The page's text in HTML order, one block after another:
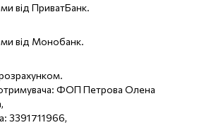
від ПриватБанк.
від Монобанк.
ФОП Петрова Олена
3391711966,